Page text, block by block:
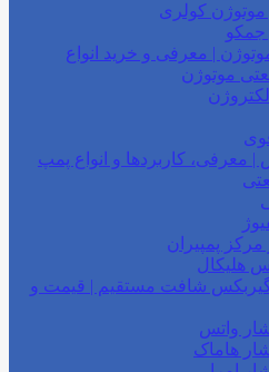
موتوژن کولری
جمکو
| معرفی و خرید انواع
موتوژن
معرفی، کاربردها و انواع پمپ
پمپیران
هلیکال
شافت مستقیم | قیمت و
واتس
هاماک